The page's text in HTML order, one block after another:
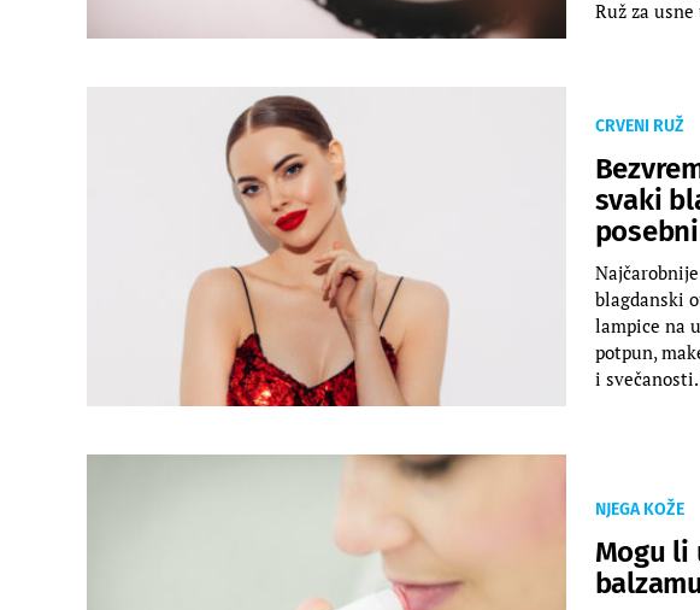
Ruž za
CRVENI RUŽ
svaki
blagdanski
lampice na
potpun,
i
NJEGA KOŽE
Mogu li